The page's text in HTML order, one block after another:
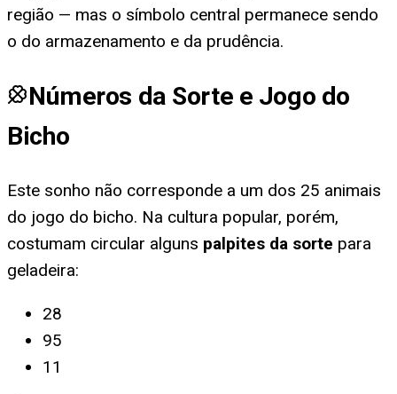
região — mas o símbolo central permanece sendo
o do armazenamento e da prudência.
Números da Sorte e Jogo do
Bicho
Este sonho não corresponde a um dos 25 animais
do jogo do bicho. Na cultura popular, porém,
costumam circular alguns palpites da sorte para
geladeira:
28
95
11